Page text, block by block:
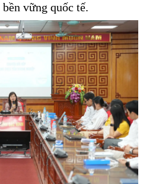
vững quốc tế.